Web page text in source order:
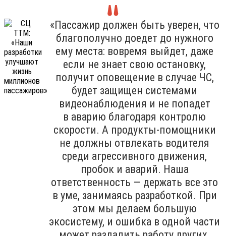
«Пассажир должен быть уверен, что
благополучно доедет до нужного
ему места: вовремя выйдет, даже
если не знает свою остановку,
получит оповещение в случае ЧС,
будет защищен системами
видеонаблюдения и не попадет
в аварию благодаря контролю
скорости. А продукты-помощники
не должны отвлекать водителя
среди агрессивного движения,
пробок и аварий. Наша
ответственность — держать все это
в уме, занимаясь разработкой. При
этом мы делаем большую
экосистему, и ошибка в одной части